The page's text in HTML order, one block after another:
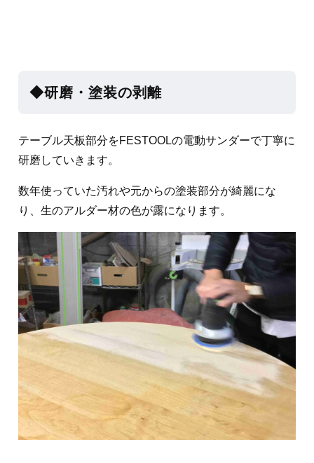
◆研磨・塗装の剥離
テーブル天板部分をFESTOOLの電動サンダーで丁寧に
研磨していきます。
数年使っていた汚れや元からの塗装部分が綺麗にな
り、生のアルダー材の色が露になります。